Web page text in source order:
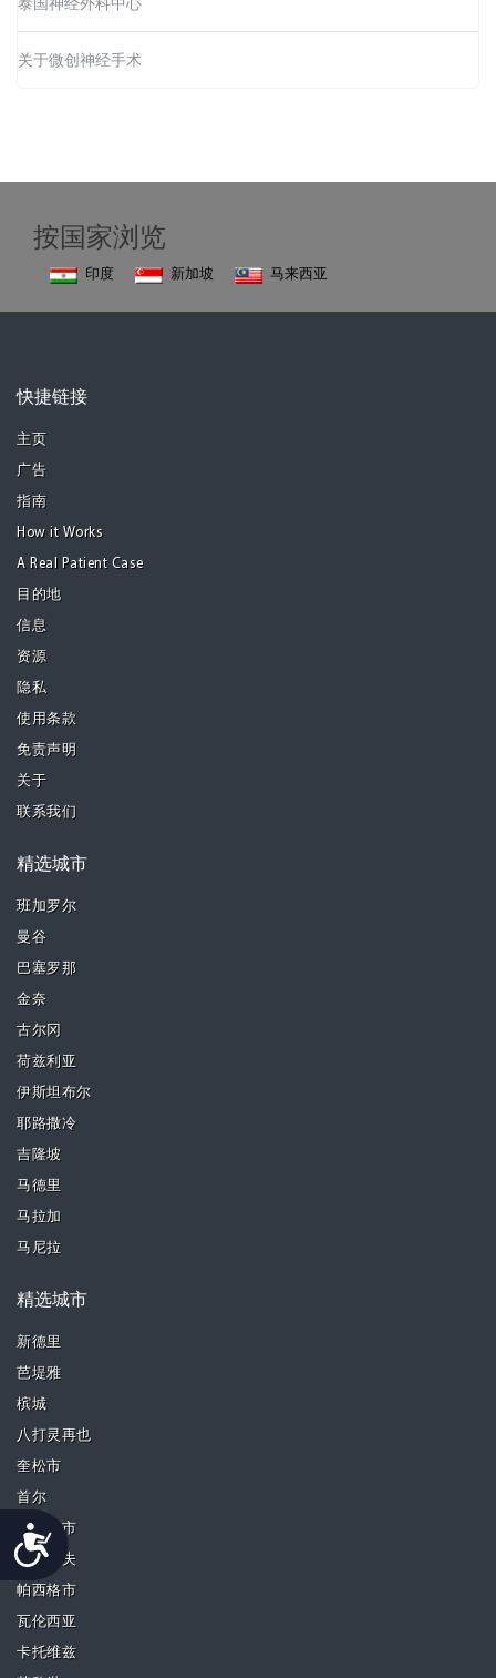
Accessibility
关于微创神经手术
按国家浏览
印度 新加坡 马来西亚
快捷链接
主页
广告
指南
How it Works
A Real Patient Case
目的地
信息
资源
隐私
使用条款
免责声明
关于
联系我们
精选城市
班加罗尔
曼谷
巴塞罗那
金奈
古尔冈
荷兹利亚
伊斯坦布尔
耶路撒冷
吉隆坡
马德里
马拉加
马尼拉
精选城市
新德里
芭堤雅
槟城
八打灵再也
奎松市
首尔
新加坡市
特拉维夫
帕西格市
瓦伦西亚
卡托维兹